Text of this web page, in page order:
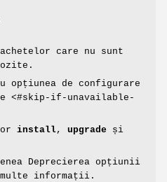
care nu sunt
opțiunea de configurare
<#skip-if-unavailable-
install, upgrade și
Deprecierea opțiunii
informații.